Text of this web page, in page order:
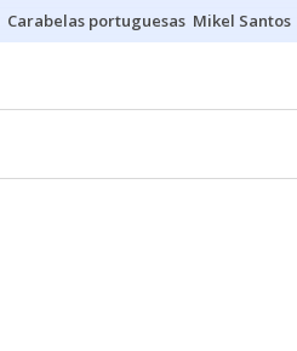
Carabelas portuguesas Mikel Santos